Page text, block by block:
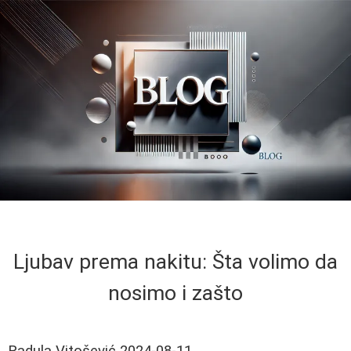
Ljubav prema nakitu: Šta volimo da
nosimo i zašto